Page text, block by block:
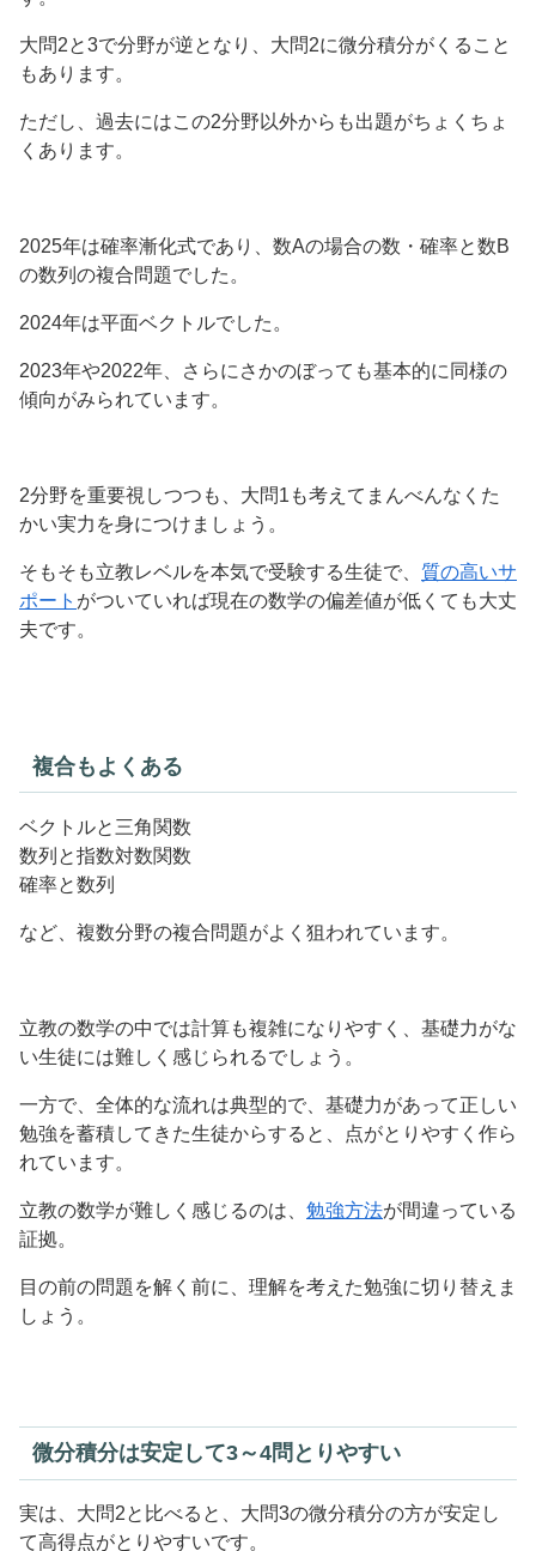
大問2と3で分野が逆となり、大問2に微分積分がくること
もあります。
ただし、過去にはこの2分野以外からも出題がちょくちょ
くあります。
2025年は確率漸化式であり、数Aの場合の数・確率と数B
の数列の複合問題でした。
2024年は平面ベクトルでした。
2023年や2022年、さらにさかのぼっても基本的に同様の
傾向がみられています。
2分野を重要視しつつも、大問1も考えてまんべんなくた
かい実力を身につけましょう。
そもそも立教レベルを本気で受験する生徒で、 質の高いサ
ポート がついていれば現在の数学の偏差値が低くても大丈
夫です。
複合もよくある
ベクトルと三角関数
数列と指数対数関数
確率と数列
など、複数分野の複合問題がよく狙われています。
立教の数学の中では計算も複雑になりやすく、基礎力がな
い生徒には難しく感じられるでしょう。
一方で、全体的な流れは典型的で、基礎力があって正しい
勉強を蓄積してきた生徒からすると、点がとりやすく作ら
れています。
立教の数学が難しく感じるのは、 勉強方法が間違っている
証拠。
目の前の問題を解く前に、理解を考えた勉強に切り替えま
しょう。
微分積分は安定して3～4問とりやすい
実は、大問2と比べると、大問3の微分積分の方が安定し
て高得点がとりやすいです。